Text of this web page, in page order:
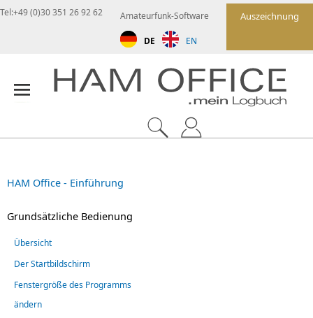
Auszeichnung
Amateurfunk-Software
DE EN
Tel:+49 (0)30 351 26 92 62
HAM Office - Einführung
Grundsätzliche Bedienung
Übersicht
Der Startbildschirm
Fenstergröße des Programms
ändern